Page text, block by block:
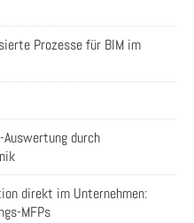
Prozesse für BIM im
durch
direkt im Unternehmen:
MFPs